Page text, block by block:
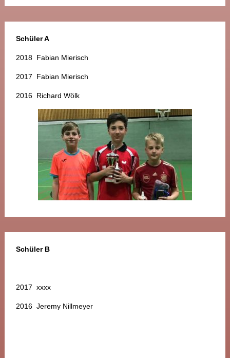
Schüler A
2018 Fabian Mierisch
2017 Fabian Mierisch
2016 Richard Wölk
Schüler B
2017 xxxx
2016 Jeremy Nillmeyer